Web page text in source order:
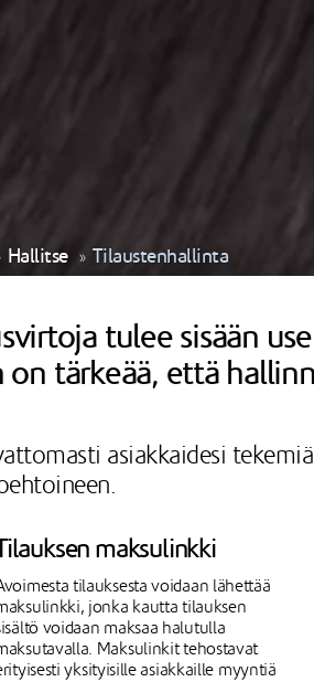
Hallitse Tilaustenhallinta
tulee sisään
tärkeää, että
asiakkaidesi
maksulinkki
tilauksesta voidaan lähettää
jonka kautta tilauksen
voidaan maksaa halutulla
Maksulinkit tehostavat
yksityisille asiakkaille myyntiä